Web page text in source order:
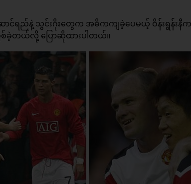
ောင်ရည်နဲ့ သွင်းဂိုးတွေက အဓိကကျခဲ့ပေမယ့် ဝိန်းရွန်း
စ်ခဲ့တယ်လို့ ပြောဆိုထားပါတယ်။